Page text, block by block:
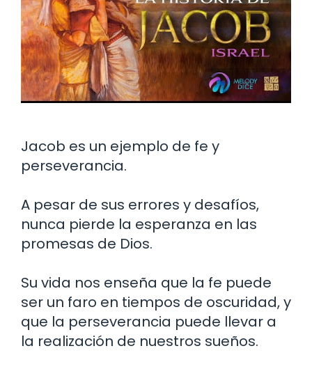
Jacob es un ejemplo de fe y
perseverancia.
A pesar de sus errores y desafíos,
nunca pierde la esperanza en las
promesas de Dios.
Su vida nos enseña que la fe puede
ser un faro en tiempos de oscuridad, y
que la perseverancia puede llevar a
la realización de nuestros sueños.